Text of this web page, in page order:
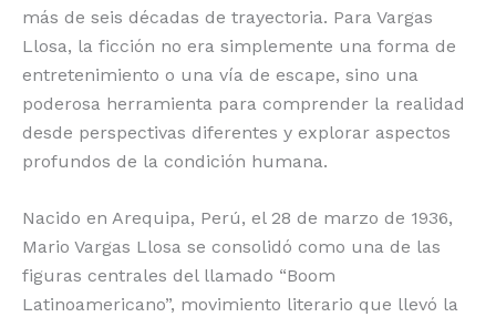
más de seis décadas de trayectoria. Para Vargas
Llosa, la ficción no era simplemente una forma de
entretenimiento o una vía de escape, sino una
poderosa herramienta para comprender la realidad
desde perspectivas diferentes y explorar aspectos
profundos de la condición humana.
Nacido en Arequipa, Perú, el 28 de marzo de 1936,
Mario Vargas Llosa se consolidó como una de las
figuras centrales del llamado “Boom
Latinoamericano”, movimiento literario que llevó la